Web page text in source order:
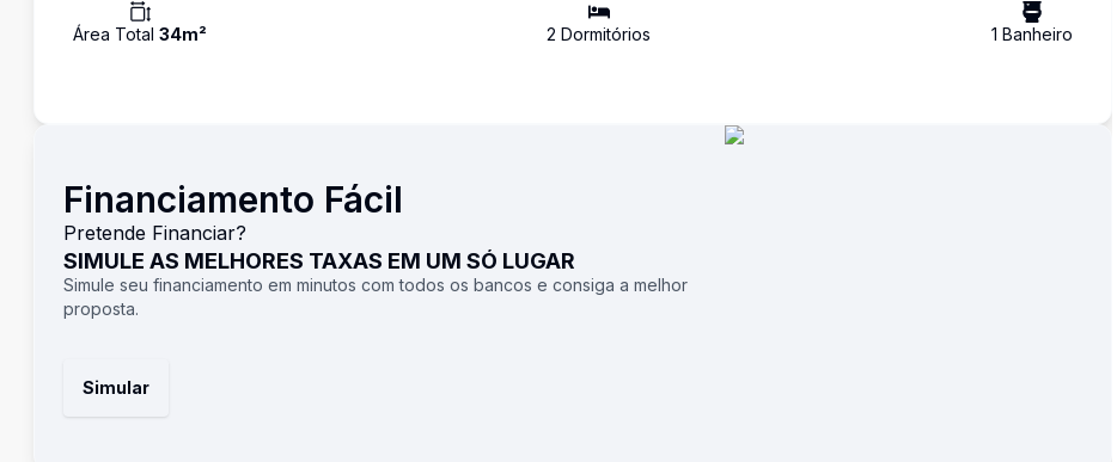
Área Total 34m² 2 Dormitórios 1 Banheiro
Financiamento Fácil
Pretende Financiar?
SIMULE AS MELHORES TAXAS EM UM SÓ LUGAR
Simule seu financiamento em minutos com todos os bancos e consiga a melhor
proposta.
Simular